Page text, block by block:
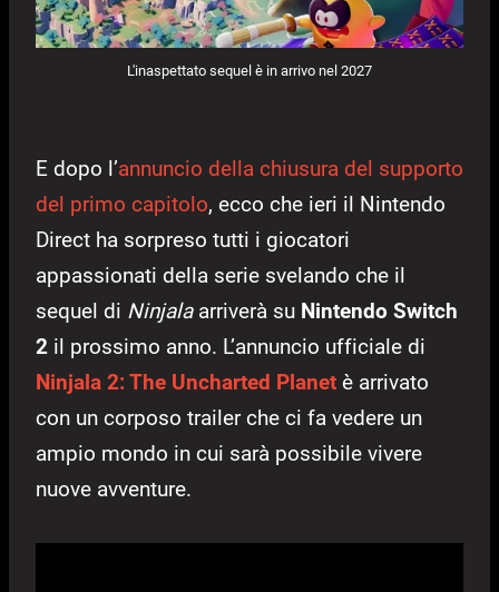
L'inaspettato sequel è in arrivo nel 2027
E dopo l’annuncio della chiusura del supporto
del primo capitolo, ecco che ieri il Nintendo
Direct ha sorpreso tutti i giocatori
appassionati della serie svelando che il
sequel di Ninjalaarriverà su Nintendo Switch
2 il prossimo anno. L’annuncio ufficiale di
Ninjala 2: The Uncharted Planet è arrivato
con un corposo trailer che ci fa vedere un
ampio mondo in cui sarà possibile vivere
nuove avventure.